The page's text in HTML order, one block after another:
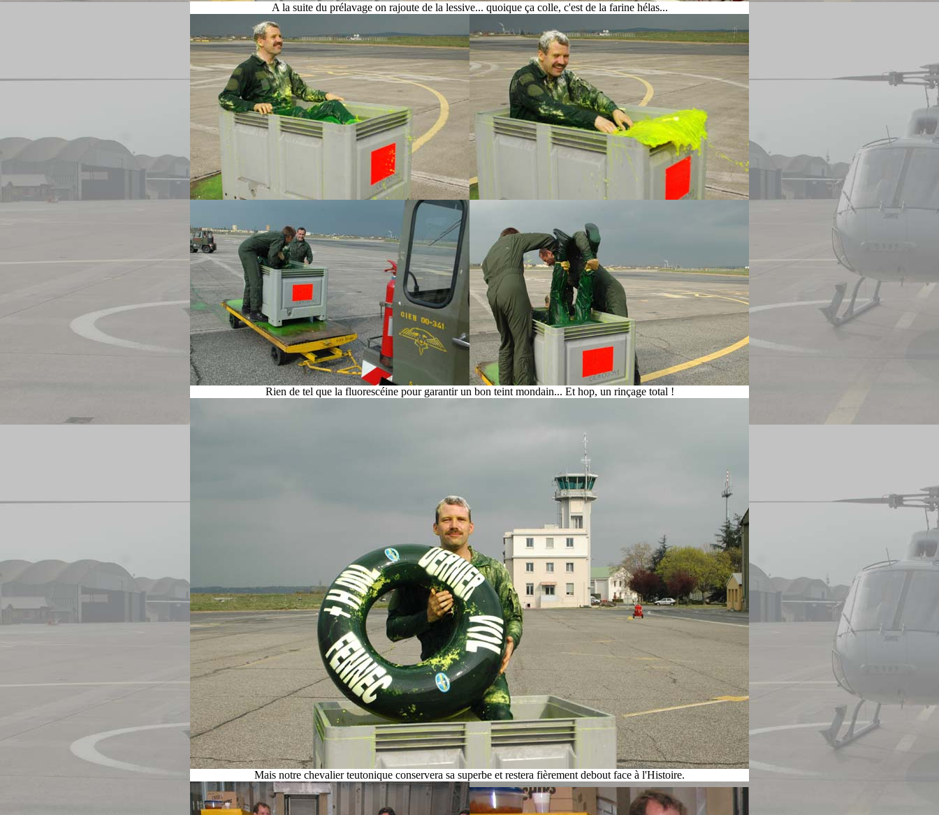
A la suite du prélavage on rajoute de la lessive... quoique ça colle, c'est de la farine hélas...
Rien de tel que la fluorescéine pour garantir un bon teint mondain... Et hop, un rinçage total !
Mais notre chevalier teutonique conservera sa superbe et restera fièrement debout face à l'Histoire.